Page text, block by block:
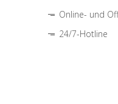
Online- und
24/7-Hotline